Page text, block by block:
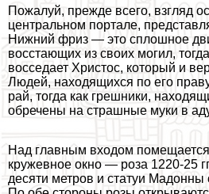
Пожалуй, прежде всего, взгляд
центральном портале,
Нижний фриз — это сплошное
восстающих из своих могил,
восседает Христос, который и
Людей, находящихся по его
рай, тогда как грешники,
обречены на страшные муки в
Над главным входом
кружевное окно — роза 1220-25
десяти метров и статуи